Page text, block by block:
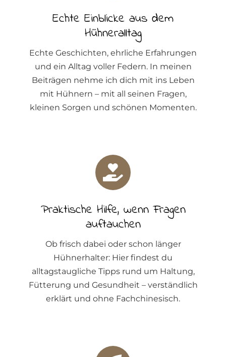
Echte Einblicke aus dem
Hühneralltag
Echte Geschichten, ehrliche Erfahrungen
und ein Alltag voller Federn. In meinen
Beiträgen nehme ich dich mit ins Leben
mit Hühnern – mit all seinen Fragen,
kleinen Sorgen und schönen Momenten.
Praktische Hilfe, wenn Fragen
auftauchen
Ob frisch dabei oder schon länger
Hühnerhalter: Hier findest du
alltagstaugliche Tipps rund um Haltung,
Fütterung und Gesundheit – verständlich
erklärt und ohne Fachchinesisch.